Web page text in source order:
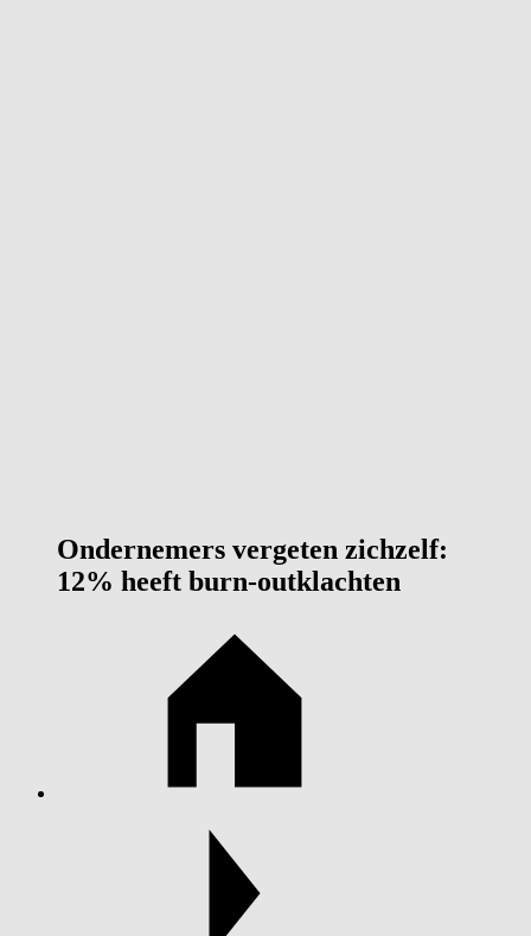
Ondernemers vergeten zichzelf:
12% heeft burn-outklachten